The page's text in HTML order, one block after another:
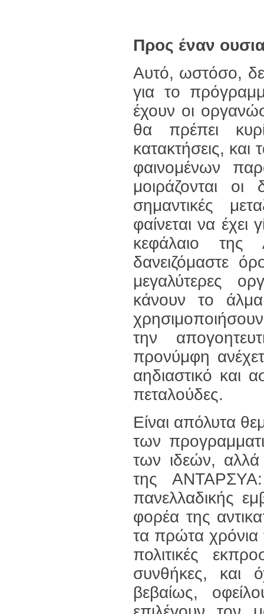
Προς έναν
Αυτό, ωστόσο,
για το
έχουν οι
θα πρέπει
κατακτήσεις,
φαινομένων
μοιράζονται
σημαντικές
φαίνεται να έχει
κεφάλαιο
δανειζόμαστε
μεγαλύτερες
κάνουν το
την
προνύμφη
αηδιαστικό και
πεταλούδες.
Είναι απόλυτα
των
των ιδεών, αλλά
της
πανελλαδικής
φορέα της
τα πρώτα χρόνια
πολιτικές
συνθήκες, και
βεβαίως,